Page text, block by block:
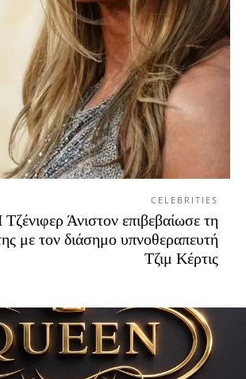
CELEBRITIES
Άνιστον επιβεβαίωσε τη
με τον διάσημο υπνοθεραπευτή
Τζιμ Κέρτις